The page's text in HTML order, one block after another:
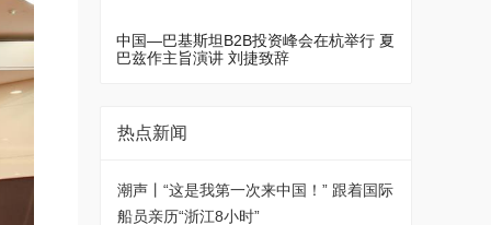
中国—巴基斯坦B2B投资峰会在杭举行 夏
巴兹作主旨演讲 刘捷致辞
热点新闻
潮声丨“这是我第一次来中国！” 跟着国际
船员亲历“浙江8小时”